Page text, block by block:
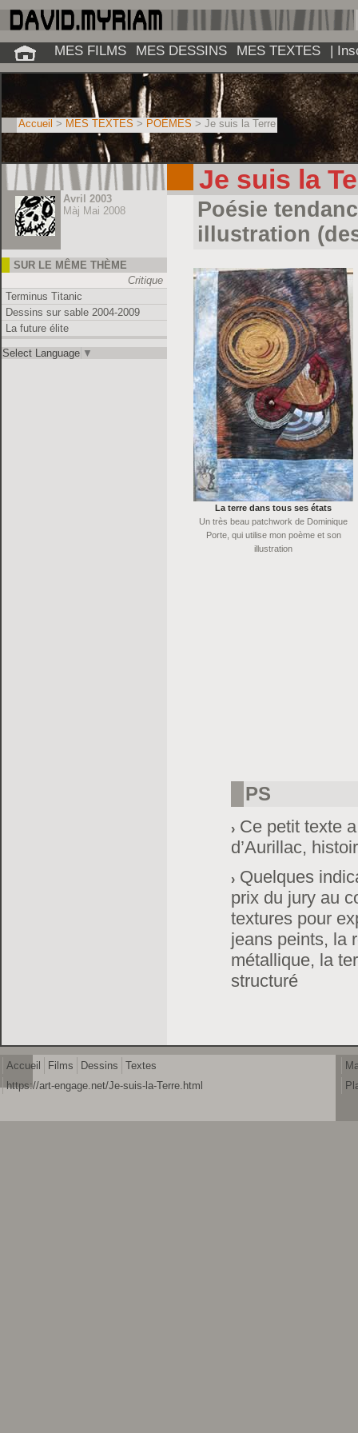
Avril 2003
Màj Mai 2008
SUR LE MÊME THÈME
Critique
Terminus Titanic
Dessins sur sable 2004-2009
La future élite
Select Language ▼
Je suis la
Poésie
illustration
La terre dans tous ses états
Un très beau patchwork de Dominique
Porte, qui utilise mon poème et son
illustration
PS
Ce petit texte
d’Aurillac,
Quelques
prix du jury au
textures pour
jeans peints, la
métallique, la
structuré
Accueil > MES TEXTES > POÈMES > Je suis la Terre
Accueil Films Dessins
Textes
https://art-engage.net/Je-suis-la-Terre.html
MES FILMS MES DESSINS MES TEXTES |